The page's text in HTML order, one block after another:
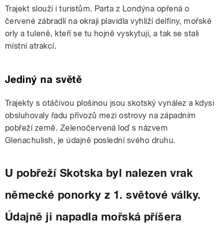
Trajekt slouží i turistům. Parta z Londýna opřená o
červené zábradlí na okraji plavidla vyhlíží delfíny, mořské
orly a tuleně, kteří se tu hojně vyskytují, a tak se stali
místní atrakcí.
Jediný na světě
Trajekty s otáčivou plošinou jsou skotský vynález a kdysi
obsluhovaly řadu přívozů mezi ostrovy na západním
pobřeží země. Zelenočervená loď s názvem
Glenachulish, je údajně poslední svého druhu.
U pobřeží Skotska byl nalezen vrak
německé ponorky z 1. světové války.
Údajně ji napadla mořská příšera